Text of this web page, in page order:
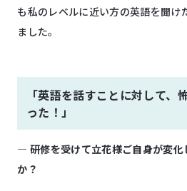
も私のレベルに近い方の英語を聞け
ました。
「英語を話すことに対して、
った！」
― 研修を受けて立花様ご自身が変
か？